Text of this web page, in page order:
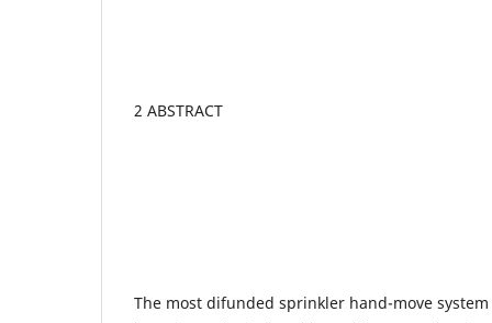
2 ABSTRACT
The most difunded sprinkler hand-move